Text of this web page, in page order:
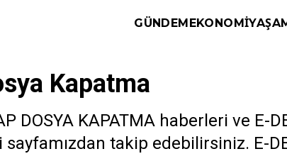
GÜNDEMEKONOMI
Kapatma
DOSYA KAPATMA haberleri ve E-
takip edebilirsiniz. E-